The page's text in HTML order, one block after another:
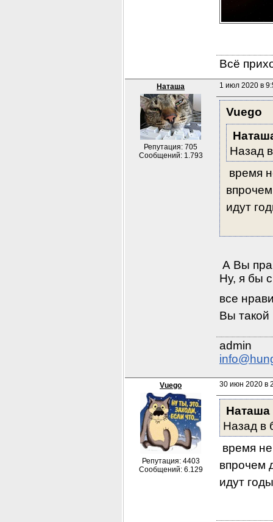
Всё
Наташа
Репутация: 705
Сообщений: 1.793
1 июл 2020 в
Vuego
Назад
время
идут
А Вы
Ну, я бы
все
Вы такой
Vuego
Репутация: 4403
Сообщений: 6.129
30 июн 2020 в
Наташа
Назад в
время
впрочем
идут